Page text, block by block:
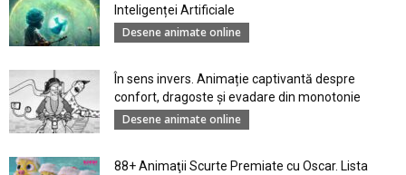
Inteligenței Artificiale
Desene animate online
În sens invers. Animație captivantă despre
confort, dragoste și evadare din monotonie
Desene animate online
88+ Animaţii Scurte Premiate cu Oscar. Lista